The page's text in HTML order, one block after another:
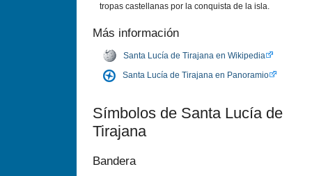
tropas castellanas por la conquista de la isla.
Más información
Santa Lucí­a de Tirajana en Wikipedia
Santa Lucí­a de Tirajana en Panoramio
Sí­mbolos de Santa Lucí­a de
Tirajana
Bandera